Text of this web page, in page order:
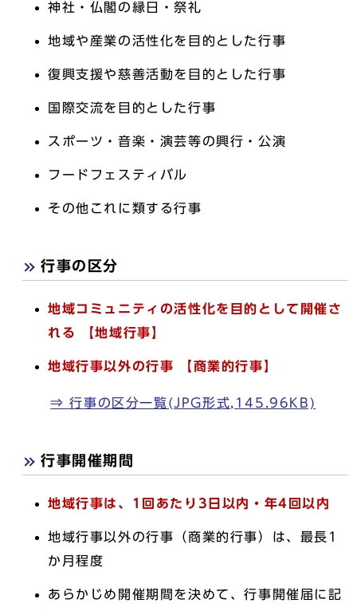
神社・仏閣の縁日・祭礼
地域や産業の活性化を目的とした行事
復興支援や慈善活動を目的とした行事
国際交流を目的とした行事
スポーツ・音楽・演芸等の興行・公演
フードフェスティバル
その他これに類する行事
行事の区分
地域コミュニティの活性化を目的として開催さ
れる 【地域行事 】
地域行事以外の行事 【商業的行事】
⇒ 行事の区分一覧(JPG形式,145.96KB)
行事開催期間
地域行事は、1回あたり3日以内・年4回以内
地域行事以外の行事（商業的行事）は、最長1
か月程度
あらかじめ開催期間を決めて、行事開催届に記